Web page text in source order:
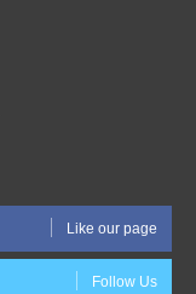
Like our page
Follow Us